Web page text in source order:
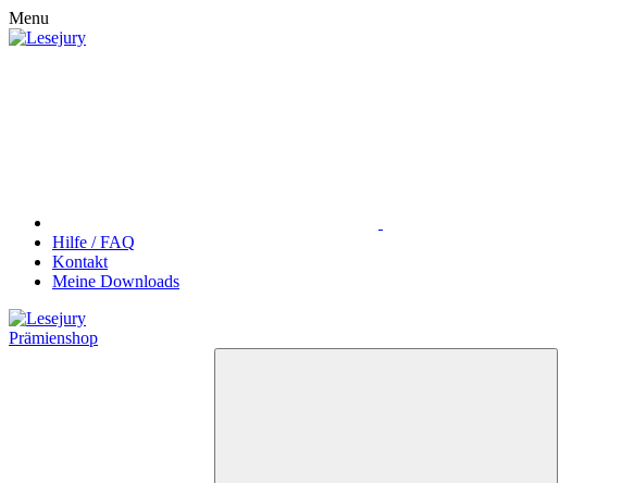
Menu
Hilfe / FAQ
Kontakt
Meine Downloads
Prämienshop